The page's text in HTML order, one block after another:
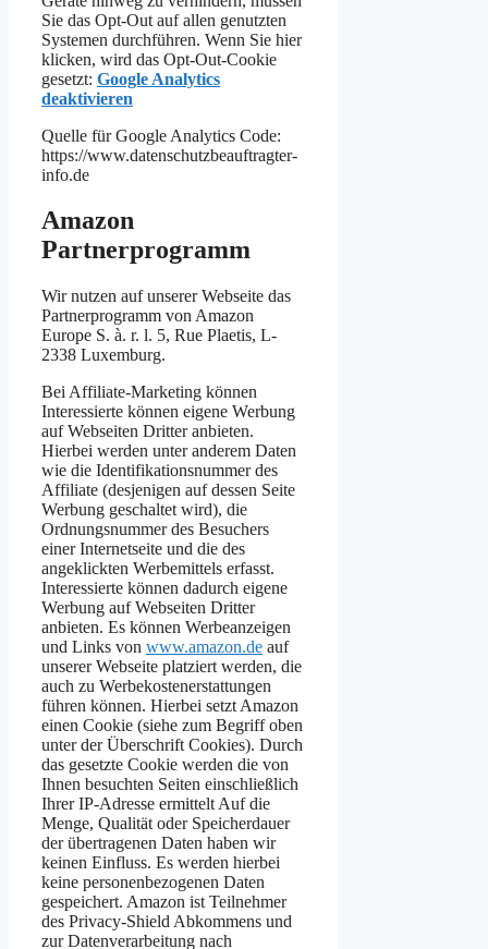
Sie das Opt-Out auf allen genutzten
Systemen durchführen. Wenn Sie hier
klicken, wird das Opt-Out-Cookie
gesetzt: Google Analytics
deaktivieren
Quelle für Google Analytics Code:
https://www.datenschutzbeauftragter-
info.de
Amazon
Partnerprogramm
Wir nutzen auf unserer Webseite das
Partnerprogramm von Amazon
Europe S. à. r. l. 5, Rue Plaetis, L-
2338 Luxemburg.
Bei Affiliate-Marketing können
Interessierte können eigene Werbung
auf Webseiten Dritter anbieten.
Hierbei werden unter anderem Daten
wie die Identifikationsnummer des
Affiliate (desjenigen auf dessen Seite
Werbung geschaltet wird), die
Ordnungsnummer des Besuchers
einer Internetseite und die des
angeklickten Werbemittels erfasst.
Interessierte können dadurch eigene
Werbung auf Webseiten Dritter
anbieten. Es können Werbeanzeigen
und Links von www.amazon.de auf
unserer Webseite platziert werden, die
auch zu Werbekostenerstattungen
führen können. Hierbei setzt Amazon
einen Cookie (siehe zum Begriff oben
unter der Überschrift Cookies). Durch
das gesetzte Cookie werden die von
Ihnen besuchten Seiten einschließlich
Ihrer IP-Adresse ermittelt Auf die
Menge, Qualität oder Speicherdauer
der übertragenen Daten haben wir
keinen Einfluss. Es werden hierbei
keine personenbezogenen Daten
gespeichert. Amazon ist Teilnehmer
des Privacy-Shield Abkommens und
zur Datenverarbeitung nach